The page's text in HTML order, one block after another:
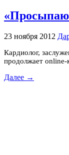
23 ноября 2012
Кардиолог,
продолжает online-
Далее →